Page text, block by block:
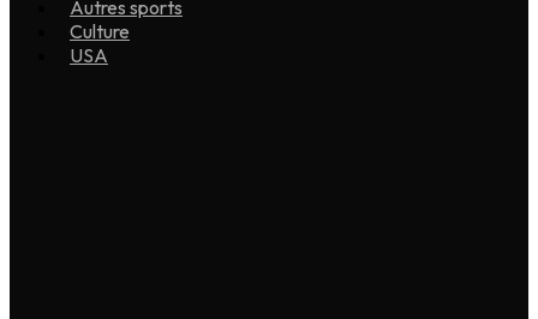
Autres sports
Culture
USA